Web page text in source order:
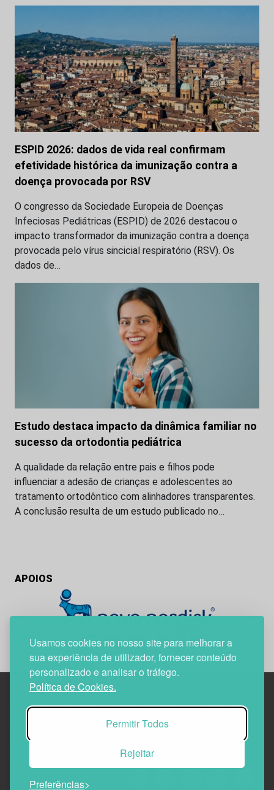
Usamos cookies no nosso site para melhorar a
sua experiência de utilizador, fornecer conteúdo
personalizado e analisar o tráfego.
Política de Cookies.
Permitir Todos
Rejeitar
Preferências
ESPID 2026: dados de vida real confirmam
efetividade histórica da imunização contra a
doença provocada por RSV
O congresso da Sociedade Europeia de Doenças
Infeciosas Pediátricas (ESPID) de 2026 destacou o
impacto transformador da imunização contra a doença
provocada pelo vírus sincicial respiratório (RSV). Os
dados de…
Estudo destaca impacto da dinâmica familiar no
sucesso da ortodontia pediátrica
A qualidade da relação entre pais e filhos pode
influenciar a adesão de crianças e adolescentes ao
tratamento ortodôntico com alinhadores transparentes.
A conclusão resulta de um estudo publicado no…
APOIOS
Edif. Lisboa Oriente | Av. Infante D. Henrique, n.º 333H, esc.
1800-282 Lisboa | Portugal